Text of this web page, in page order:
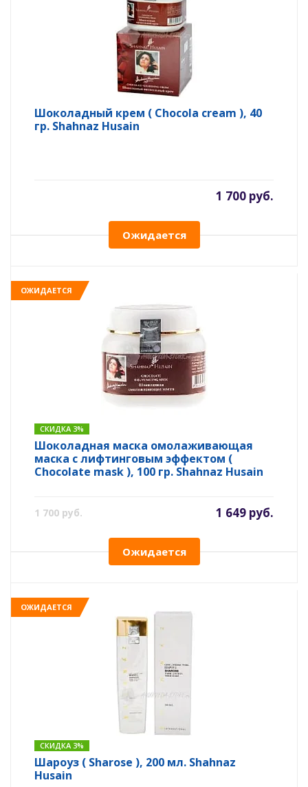
Шоколадный крем ( Chocola cream ), 40
гр. Shahnaz Husain
1 700 руб.
Ожидается
ОЖИДАЕТСЯ
СКИДКА 3%
Шоколадная маска омолаживающая
маска с лифтинговым эффектом (
Chocolate mask ), 100 гр. Shahnaz Husain
1 700 руб. 1 649 руб.
Ожидается
ОЖИДАЕТСЯ
СКИДКА 3%
Шароуз ( Sharose ), 200 мл. Shahnaz
Husain